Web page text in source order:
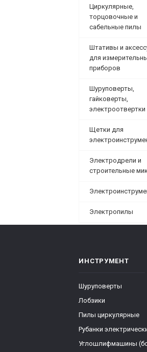
Циркулярные,
торцовочные и
сабельные пилы
Штативы и
для
приборов
Шуруповерты,
гайковерты,
электроотвертки
Щетки для
Электродрели и
строительные
Электропилы
ИНСТРУМЕНТ
Шуруповерты
Лобзики
Пилы циркулярные
Рубанки
Углошлифмашины